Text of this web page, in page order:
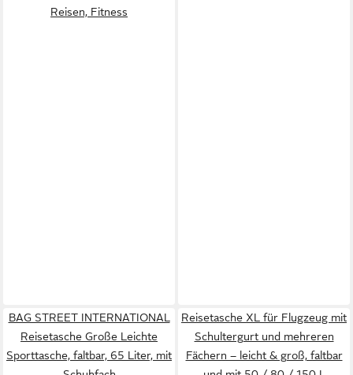
Reisen, Fitness
BAG STREET INTERNATIONAL
Reisetasche Große Leichte
Sporttasche, faltbar, 65 Liter, mit
Reisetasche XL für Flugzeug mit
Schultergurt und mehreren
Fächern – leicht & groß, faltbar